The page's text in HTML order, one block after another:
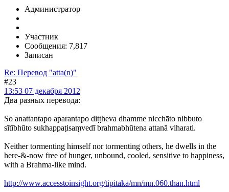
Администратор
Участник
Сообщения: 7,817
Записан
Re: Перевод "atta(n)"
#23
13:53 07 декабря 2012
Два разных перевода:
So anattantapo aparantapo diṭṭheva dhamme nicchāto nibbuto
sītībhūto sukhappaṭisaṃvedī brahmabhūtena attanā viharati.
Neither tormenting himself nor tormenting others, he dwells in the
here-&-now free of hunger, unbound, cooled, sensitive to happiness,
with a Brahma-like mind.
http://www.accesstoinsight.org/tipitaka/mn/mn.060.than.html